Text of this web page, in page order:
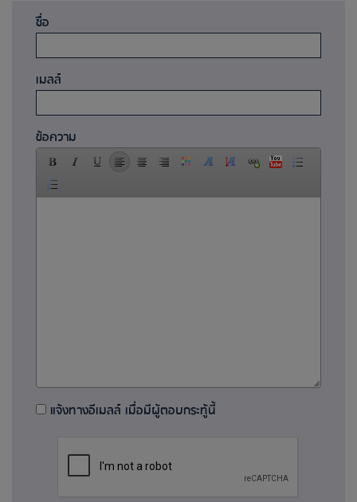
ชื่อ
เมลล์
ข้อความ
แจ้งทางอีเมลล์ เมื่อมีผู้ตอบกระทู้นี้